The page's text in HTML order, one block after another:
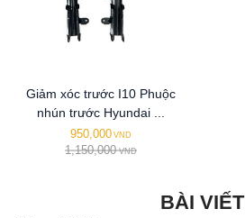
Giảm xóc trước I10 Phuộc
nhún trước Hyundai ...
950,000 VND
1,150,000 VND
BÀI VIẾT